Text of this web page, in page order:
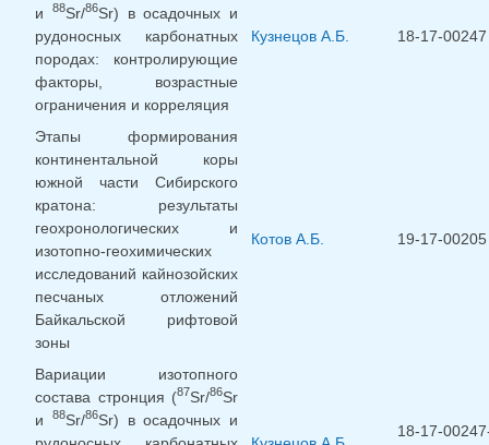
и
88Sr/86Sr) в осадочных и
рудоносных карбонатных
породах: контролирующие
факторы, возрастные
ограничения и корреляция
Кузнецов А.Б. 18-17-00247
Этапы формирования
континентальной коры
южной части Сибирского
кратона: результаты
геохронологических и
изотопно-геохимических
исследований кайнозойских
песчаных отложений
Байкальской рифтовой
зоны
Котов А.Б. 19-17-00205
Вариации изотопного
состава стронция (87Sr/86Sr
и
88Sr/86Sr) в осадочных и
18-17-